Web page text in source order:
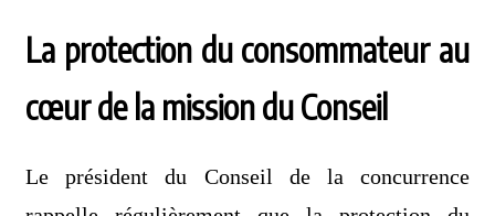
La protection du consommateur au
cœur de la mission du Conseil
Le président du Conseil de la concurrence